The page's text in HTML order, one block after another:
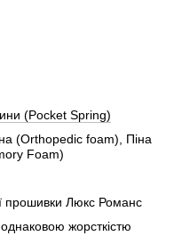
(Pocket Spring)
(Orthopedic foam), Піна
Foam)
прошивки Люкс Романс
жорсткістю